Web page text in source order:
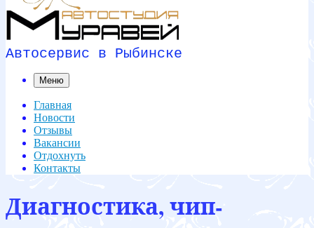
Автосервис в Рыбинске
Меню
Главная
Новости
Отзывы
Вакансии
Отдохнуть
Контакты
Диагностика, чип-